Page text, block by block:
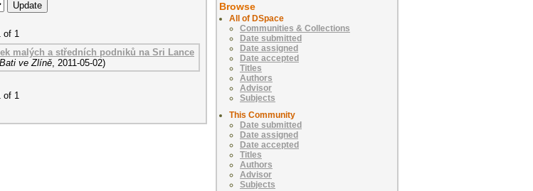
of 1
malých a středních podniků na Sri Lance
ve Zlíně, 2011-05-02)
of 1
Browse
All of DSpace
Communities & Collections
Date submitted
Date assigned
Date accepted
Titles
Authors
Advisor
Subjects
This Community
Date submitted
Date assigned
Date accepted
Titles
Authors
Advisor
Subjects